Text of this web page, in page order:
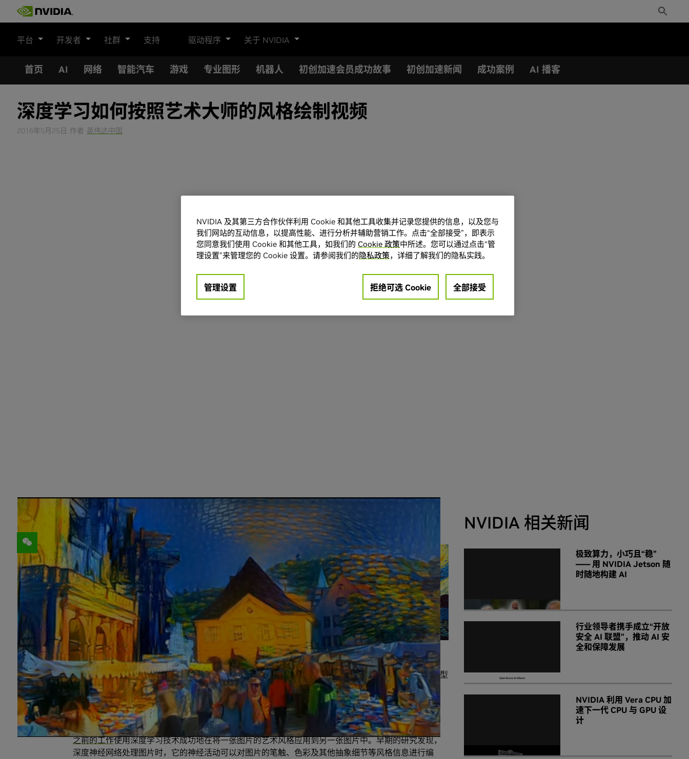
Toggle
Search
平台 开发者 社群 支持 驱动程序 关于 NVIDIA
首页 AI 网络 智能汽车 游戏 专业图形 机器人 初创加速会员成功故事 初创加速新闻 成功案例 AI 播客
深度学习如何按照艺术大师的风格绘制视频
2016年5月25日 作者 英伟达中国
分享
想象一下您的猫咪正在此场景中穿行。
得益于 Instagram 和 Snapchat 的出现，我们可以轻而易举
地向图片和视频添加滤镜。但如果您想按照梵高的《星空》
或蒙克的《呐喊》的风格来重新绘制智能手机视频呢？
为实现这一目标，一支来自德国弗赖堡大学的研究团队采用
了名为“深度学习”的人工智能方法，目前已取得关键进展。
该团队开发出了一种方法，使用深度神经网络，从原始绘画
作品中提取特定的艺术风格，然后将这种信息合成到单独的视频内容中。NVIDIA GPU 使这项计算密集型
工作不再成为难题，并取得了卓越成果。
具有长期记忆的算法
之前的工作使用深度学习技术成功地在将一张图片的艺术风格应用到另一张图片中。早期的研究发现，
深度神经网络处理图片时，它的神经活动可以对图片的笔触、色彩及其他抽象细节等风格信息进行编
NVIDIA 相关新闻
极致算力，小巧且“稳”
—— 用 NVIDIA Jetson 随
时随地构建 AI
行业领导者携手成立“开放
安全 AI 联盟”，推动 AI 安
全和保障发展
NVIDIA 利用 Vera CPU 加
速下一代 CPU 与 GPU 设
计
NVIDIA 及其第三方合作伙伴利用 Cookie 和其他工具收集并记录您提供的信息，以及您与
我们网站的互动信息，以提高性能、进行分析并辅助营销工作。点击“全部接受”，即表示
您同意我们使用 Cookie 和其他工具，如我们的 Cookie 政策中所述。您可以通过点击“管
理设置”来管理您的 Cookie 设置。请参阅我们的隐私政策，详细了解我们的隐私实践。
管理设置 拒绝可选 Cookie 全部接受